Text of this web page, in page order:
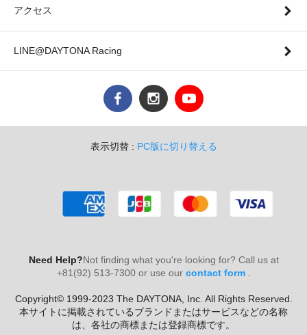
アクセス
LINE@DAYTONA Racing
表示切替 : PC版に切り替える
Need Help?Not finding what you're looking for? Call us at
+81(92) 513-7300 or use our contact form.
Copyright© 1999-2023 The DAYTONA, Inc. All Rights Reserved.
本サイトに掲載されているブランドまたはサービスなどの名称
は、各社の商標または登録商標です。